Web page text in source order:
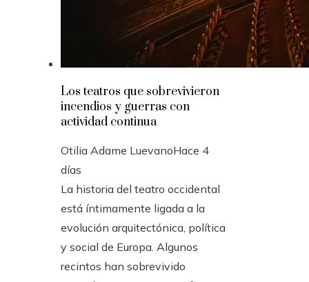
Los teatros que sobrevivieron
incendios y guerras con
actividad continua
Otilia Adame LuevanoHace 4
días
La historia del teatro occidental
está íntimamente ligada a la
evolución arquitectónica, política
y social de Europa. Algunos
recintos han sobrevivido